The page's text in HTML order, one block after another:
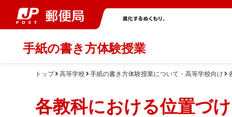
手紙の書き方体験授業
トップ 高等学校 手紙の書き方体験授業について・高等学校向け
各教科における位置づけ